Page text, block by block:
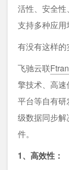
活性、安全
支持多种应用
有没有这样的
⻜驰云联
擎技术、⾼
平台等⾃有
级数据同步
件。
1、高效性：